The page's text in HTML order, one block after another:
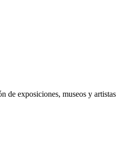
de exposiciones, museos y artistas